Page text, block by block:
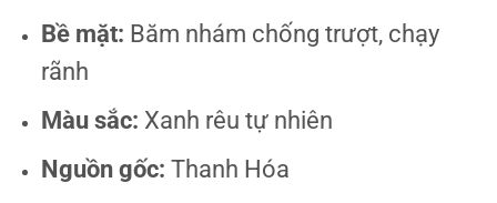
Bề mặt: Băm nhám chống trượt, chạy
rãnh
Màu sắc: Xanh rêu tự nhiên
Nguồn gốc: Thanh Hóa